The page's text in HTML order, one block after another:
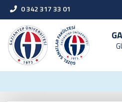
0 342 317 33 01